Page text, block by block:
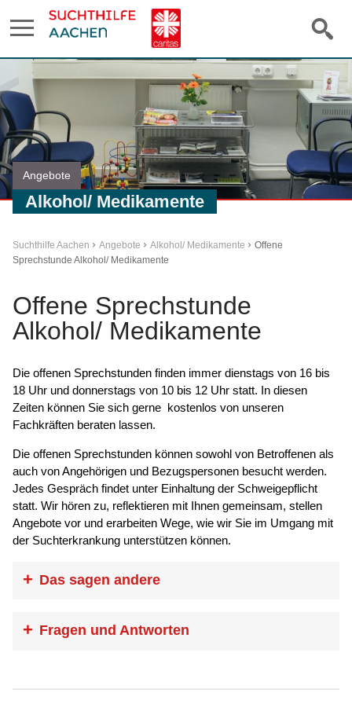
Angebote
Alkohol/ Medikamente
Suchthilfe Aachen Angebote Alkohol/ Medikamente
Offene
Sprechstunde Alkohol/ Medikamente
Offene Sprechstunde
Alkohol/ Medikamente
Die offenen Sprechstunden finden immer dienstags von 16 bis
18 Uhr und donnerstags von 10 bis 12 Uhr statt. In diesen
Zeiten können Sie sich gerne kostenlos von unseren
Fachkräften beraten lassen.
Die offenen Sprechstunden können sowohl von Betroffenen als
auch von Angehörigen und Bezugspersonen besucht werden.
Jedes Gespräch findet unter Einhaltung der Schweigepflicht
statt. Wir hören zu, reflektieren mit Ihnen gemeinsam, stellen
Angebote vor und erarbeiten Wege, wie wir Sie im Umgang mit
der Suchterkrankung unterstützen können.
Das sagen andere
„Meine Einstellung zu meiner
Vergangenheit hat sich geändert. Ich
Fragen und Antworten